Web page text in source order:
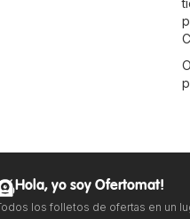
Hola, yo soy Ofertomat!
los folletos de ofertas en un